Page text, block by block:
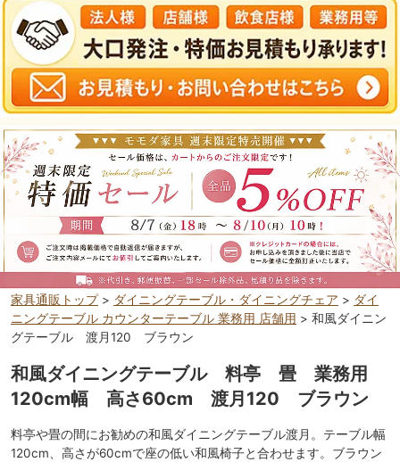
家具通販トップ> ダイニングテーブル・ダイニングチェア > ダイ
ニングテーブル カウンターテーブル 業務用 店舗用 > 和風ダイニン
グテーブル 渡月120 ブラウン
和風ダイニングテーブル 料亭 畳 業務用
120cm幅 高さ60cm 渡月120 ブラウン
料亭や畳の間にお勧めの和風ダイニングテーブル渡月。テーブル幅
120cm、高さが60cmで座の低い和風椅子と合わせます。ブラウン